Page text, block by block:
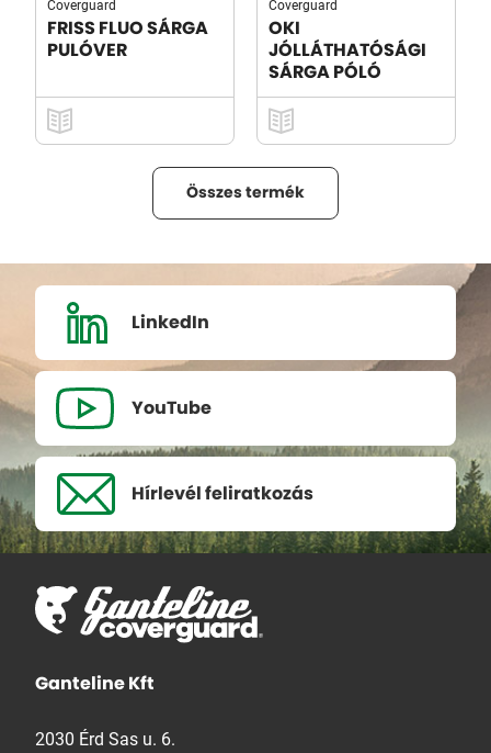
Coverguard
FRISS FLUO SÁRGA
PULÓVER
Coverguard
OKI
JÓLLÁTHATÓSÁGI
SÁRGA PÓLÓ
Összes termék
LinkedIn
YouTube
Hírlevél feliratkozás
Ganteline Kft
2030 Érd Sas u. 6.